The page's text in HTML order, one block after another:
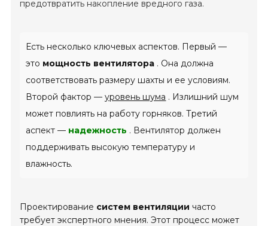
предотвратить накопление вредного газа.
Есть несколько ключевых аспектов. Первый —
это мощность вентилятора . Она должна
соответствовать размеру шахты и ее условиям.
Второй фактор —уровень шума . Излишний шум
может повлиять на работу горняков. Третий
аспект — надежность . Вентилятор должен
поддерживать высокую температуру и
влажность.
Проектирование систем вентиляции часто
требует экспертного мнения. Этот процесс может